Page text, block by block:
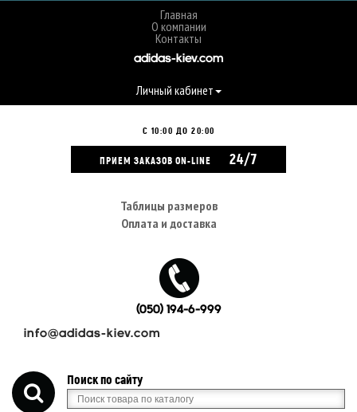
Главная
О компании
Контакты
adidas-kiev.com
Личный кабинет
С 10:00 ДО 20:00
ПРИЕМ ЗАКАЗОВ ON-LINE 24/7
Таблицы размеров
Оплата и доставка
(050) 194-6-999
info@adidas-kiev.com
Поиск по сайту